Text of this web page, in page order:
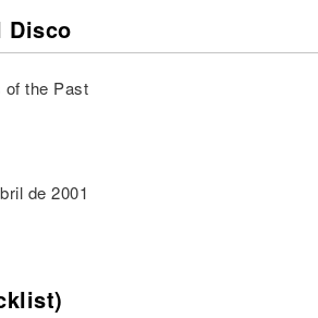
Disco
of the Past
de 2001